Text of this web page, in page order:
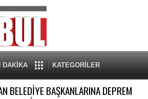
DAKİKA KATEGORİLER
BELEDİYE BAŞKANLARINA DEPREM